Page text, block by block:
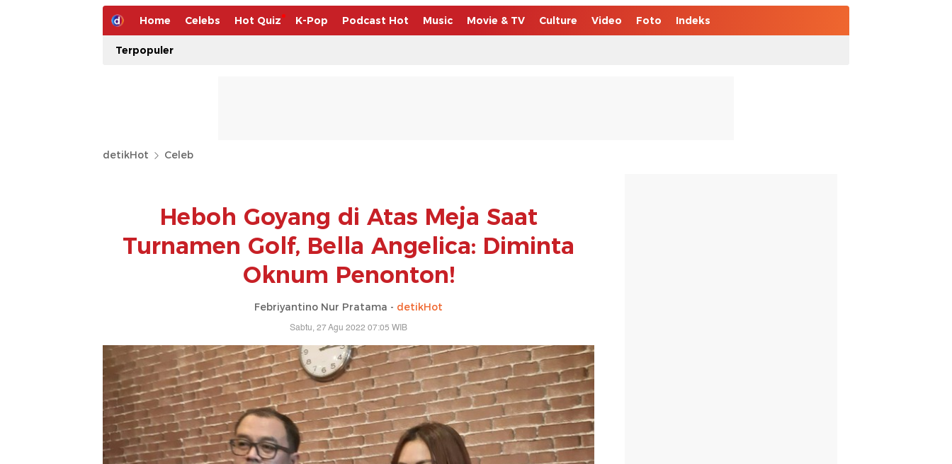
Home Celebs Hot Quiz K-Pop Podcast Hot Music Movie & TV Culture Video Foto Indeks
Terpopuler
detikHot Celeb
Heboh Goyang di Atas Meja Saat
Turnamen Golf, Bella Angelica: Diminta
Oknum Penonton!
Febriyantino Nur Pratama - detikHot
Sabtu, 27 Agu 2022 07:05 WIB